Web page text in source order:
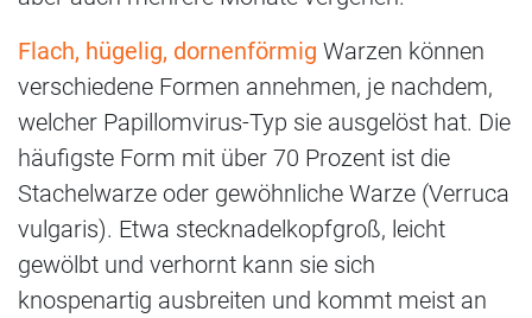
Flach, hügelig, dornenförmig Warzen können
verschiedene Formen annehmen, je nachdem,
welcher Papillomvirus-Typ sie ausgelöst hat. Die
häufigste Form mit über 70 Prozent ist die
Stachelwarze oder gewöhnliche Warze (Verruca
vulgaris). Etwa stecknadelkopfgroß, leicht
gewölbt und verhornt kann sie sich
knospenartig ausbreiten und kommt meist an